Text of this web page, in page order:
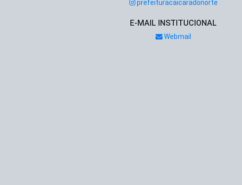
prefeituracaicaradonorte
E-MAIL INSTITUCIONAL
Webmail